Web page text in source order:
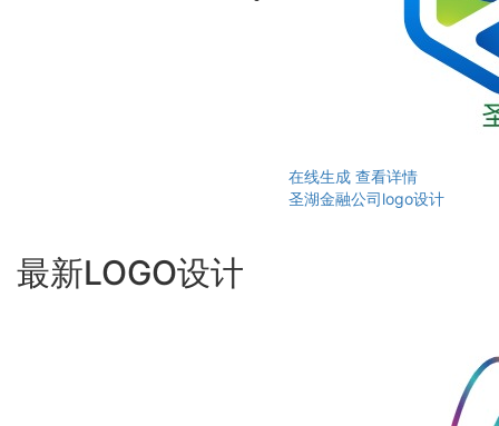
在线生成 查看详情
圣湖金融公司logo设计
最新LOGO设计